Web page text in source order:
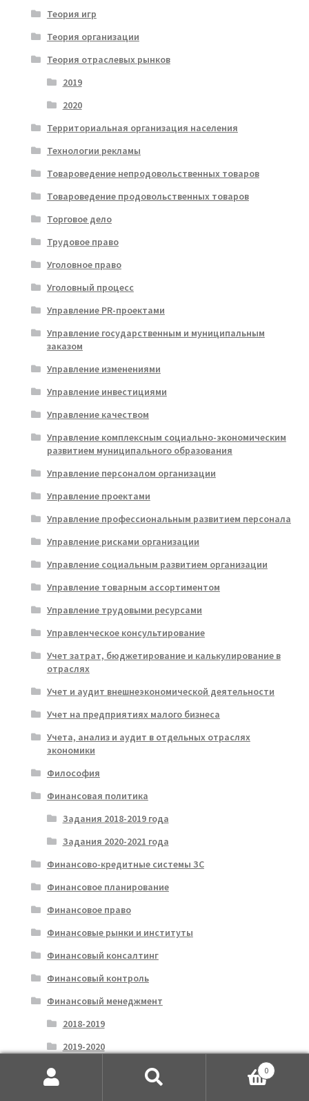
Теория игр
Теория организации
Теория отраслевых рынков
2019
2020
Территориальная организация населения
Технологии рекламы
Товароведение непродовольственных товаров
Товароведение продовольственных товаров
Торговое дело
Трудовое право
Уголовное право
Уголовный процесс
Управление PR-проектами
Управление государственным и муниципальным
заказом
Управление изменениями
Управление инвестициями
Управление качеством
Управление комплексным социально-экономическим
развитием муниципального образования
Управление персоналом организации
Управление проектами
Управление профессиональным развитием персонала
Управление рисками организации
Управление социальным развитием организации
Управление товарным ассортиментом
Управление трудовыми ресурсами
Управленческое консультирование
Учет затрат, бюджетирование и калькулирование в
отраслях
Учет и аудит внешнеэкономической деятельности
Учет на предприятиях малого бизнеса
Учета, анализ и аудит в отдельных отраслях
экономики
Философия
Финансовая политика
Задания 2018-2019 года
Задания 2020-2021 года
Финансово-кредитные системы ЗС
Финансовое планирование
Финансовое право
Финансовые рынки и институты
Финансовый консалтинг
Финансовый контроль
Финансовый менеджмент
2018-2019
2019-2020
Финансы
0